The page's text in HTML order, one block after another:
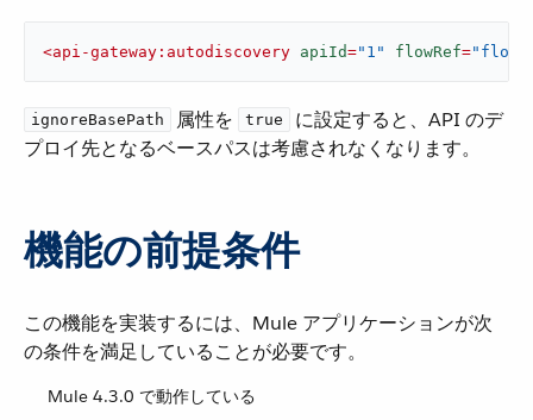
<api-gateway:autodiscovery apiId="1" flowRef=
ignoreBasePath ​ 属性を ​ true
​ に設定すると、API のデ
プロイ先となるベースパスは考慮されなくなります。
機能の前提条件
この機能を実装するには、Mule アプリケーションが次
の条件を満足していることが必要です。
Mule 4.3.0 で動作している